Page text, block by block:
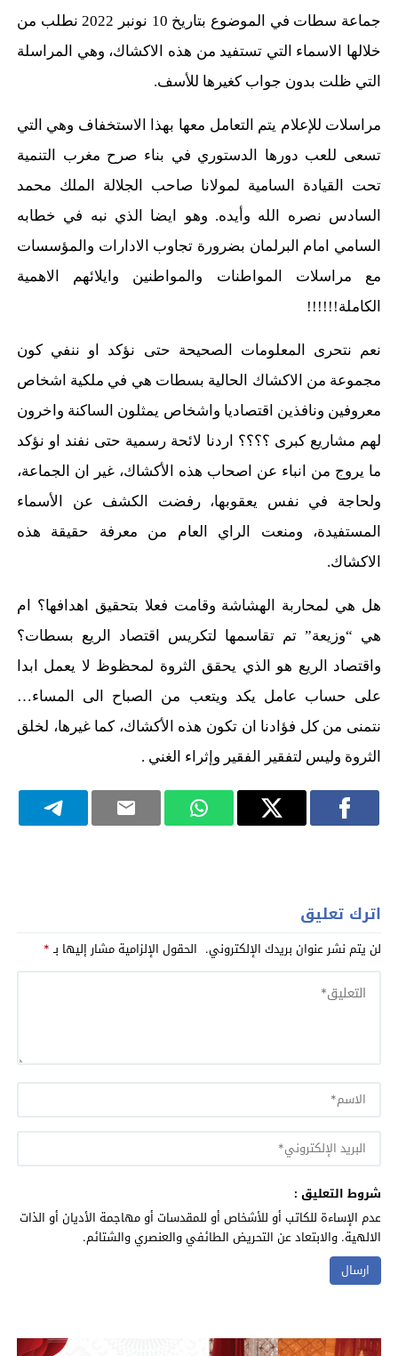
جماعة سطات في الموضوع بتاريخ 10 نونبر 2022 نطلب من
خلالها الاسماء التي تستفيد من هذه الاكشاك، وهي المراسلة
التي ظلت بدون جواب كغيرها للأسف.
مراسلات للإعلام يتم التعامل معها بهذا الاستخفاف وهي التي
تسعى للعب دورها الدستوري في بناء صرح مغرب التنمية
تحت القيادة السامية لمولانا صاحب الجلالة الملك محمد
السادس نصره الله وأيده. وهو ايضا الذي نبه في خطابه
السامي امام البرلمان بضرورة تجاوب الادارات والمؤسسات
مع مراسلات المواطنات والمواطنين وايلائهم الاهمية
الكاملة!!!!!!
نعم نتحرى المعلومات الصحيحة حتى نؤكد او ننفي كون
مجموعة من الاكشاك الحالية بسطات هي في ملكية اشخاص
معروفين ونافذين اقتصاديا واشخاص يمثلون الساكنة واخرون
لهم مشاريع كبرى ؟؟؟؟ اردنا لائحة رسمية حتى نفند او نؤكد
ما يروج من انباء عن اصحاب هذه الأكشاك، غير ان الجماعة،
ولحاجة في نفس يعقوبها، رفضت الكشف عن الأسماء
المستفيدة، ومنعت الراي العام من معرفة حقيقة هذه
الاكشاك.
هل هي لمحاربة الهشاشة وقامت فعلا بتحقيق اهدافها؟ ام
هي “وزيعة” تم تقاسمها لتكريس اقتصاد الريع بسطات؟
واقتصاد الريع هو الذي يحقق الثروة لمحظوظ لا يعمل ابدا
على حساب عامل يكد ويتعب من الصباح الى المساء…
نتمنى من كل فؤادنا ان تكون هذه الأكشاك، كما غيرها، لخلق
الثروة وليس لتفقير الفقير وإثراء الغني .
اترك تعليق
لن يتم نشر عنوان بريدك الإلكتروني. الحقول الإلزامية مشار إليها بـ*
شروط التعليق :
عدم الإساءة للكاتب أو للأشخاص أو للمقدسات أو مهاجمة الأديان أو الذات
الالهية. والابتعاد عن التحريض الطائفي والعنصري والشتائم.